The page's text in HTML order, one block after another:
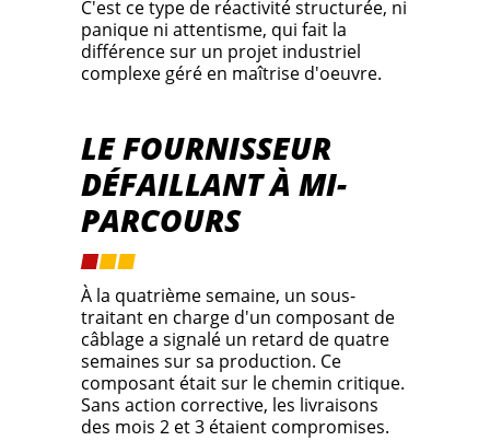
C'est ce type de réactivité structurée, ni
panique ni attentisme, qui fait la
différence sur un projet industriel
complexe géré en maîtrise d'oeuvre.
LE FOURNISSEUR
DÉFAILLANT À MI-
PARCOURS
À la quatrième semaine, un sous-
traitant en charge d'un composant de
câblage a signalé un retard de quatre
semaines sur sa production. Ce
composant était sur le chemin critique.
Sans action corrective, les livraisons
des mois 2 et 3 étaient compromises.